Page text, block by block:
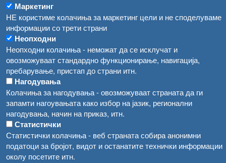
Маркетинг
НЕ користиме колачиња за маркетинг цели и не споделуваме
информации со трети страни
Неопходни
Неопходни колачиња - неможат да се исклучат и
овозможуваат стандардно функционирање, навигација,
пребарување, пристап до страни итн.
Нагодувања
Колачиња за нагодувања - овозможуваат страната да ги
запамти нагоувањата како избор на јазик, регионални
нагодувања, начин на приказ, итн.
Статистички
Статистички колачиња - веб страната собира анонимни
податоци за бројот, видот и останатите технички информации
околу посетите итн.
Во Гостивар спроведени 70 вонредни контроли
Забраната за водата во Гостивар останува на сила, операторите да користат само технички безбедна вода
Огласи